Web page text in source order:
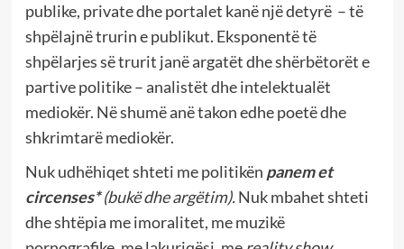
publike, private dhe portalet kanë një detyrë – të
shpëlajnë trurin e publikut. Eksponentë të
shpëlarjes së trurit janë argatët dhe shërbëtorët e
partive politike – analistët dhe intelektualët
mediokër. Në shumë anë takon edhe poetë dhe
shkrimtarë mediokër.
Nuk udhëhiqet shteti me politikën panem et
circenses*(bukë dhe argëtim).Nuk mbahet shteti
dhe shtëpia me imoralitet, me muzikë